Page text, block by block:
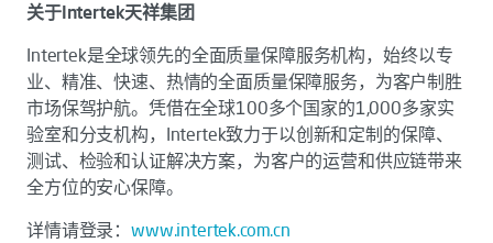
关于Intertek天祥集团
Intertek是全球领先的全面质量保障服务机构，始终以专
业、精准、快速、热情的全面质量保障服务，为客户制胜
市场保驾护航。凭借在全球100多个国家的1,000多家实
验室和分支机构，Intertek致力于以创新和定制的保障、
测试、检验和认证解决方案，为客户的运营和供应链带来
全方位的安心保障。
详情请登录：www.intertek.com.cn